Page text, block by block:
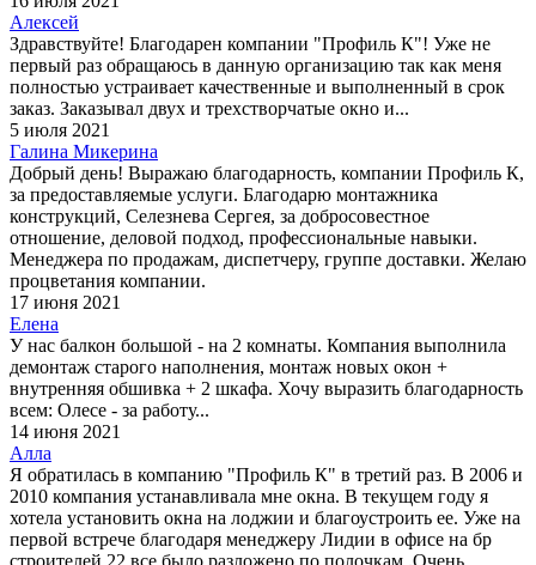
Алексей
Здравствуйте! Благодарен компании "Профиль К"! Уже не
первый раз обращаюсь в данную организацию так как меня
полностью устраивает качественные и выполненный в срок
заказ. Заказывал двух и трехстворчатые окно и...
5 июля 2021
Галина Микерина
Добрый день! Выражаю благодарность, компании Профиль К,
за предоставляемые услуги. Благодарю монтажника
конструкций, Селезнева Сергея, за добросовестное
отношение, деловой подход, профессиональные навыки.
Менеджера по продажам, диспетчеру, группе доставки. Желаю
процветания компании.
17 июня 2021
Елена
У нас балкон большой - на 2 комнаты. Компания выполнила
демонтаж старого наполнения, монтаж новых окон +
внутренняя обшивка + 2 шкафа. Хочу выразить благодарность
всем: Олесе - за работу...
14 июня 2021
Алла
Я обратилась в компанию "Профиль К" в третий раз. В 2006 и
2010 компания устанавливала мне окна. В текущем году я
хотела установить окна на лоджии и благоустроить ее. Уже на
первой встрече благодаря менеджеру Лидии в офисе на бр
строителей 22 все было разложено по полочкам .Очень